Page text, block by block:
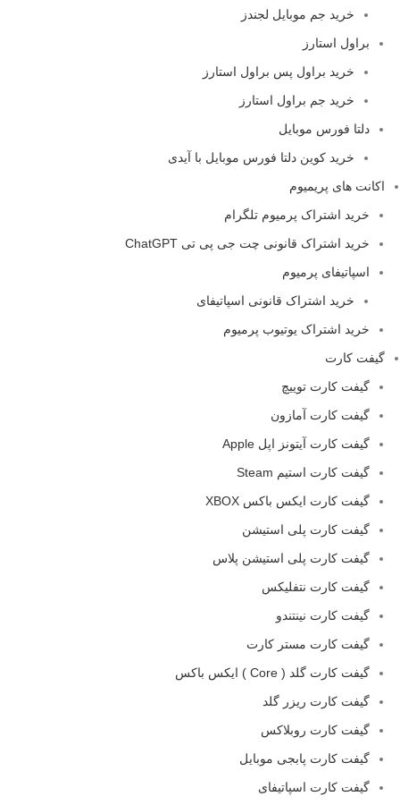
خرید جم موبایل لجندز
براول استارز
خرید براول پس براول استارز
خرید جم براول استارز
دلتا فورس موبایل
خرید کوین دلتا فورس موبایل با آیدی
اکانت های پریمیوم
خرید اشتراک پرمیوم تلگرام
خرید اشتراک قانونی چت جی پی تی ChatGPT
اسپاتیفای پرمیوم
خرید اشتراک قانونی اسپاتیفای
خرید اشتراک یوتیوب پرمیوم
گیفت کارت
گیفت کارت توییچ
گیفت کارت آمازون
گیفت کارت آیتونز اپل Apple
گیفت کارت استیم Steam
گیفت کارت ایکس باکس XBOX
گیفت کارت پلی استیشن
گیفت کارت پلی استیشن پلاس
گیفت کارت نتفلیکس
گیفت کارت نینتندو
گیفت کارت مستر کارت
گیفت کارت گلد ( Core ) ایکس باکس
گیفت کارت ریزر گلد
گیفت کارت روبلاکس
گیفت کارت پابجی موبایل
گیفت کارت اسپاتیفای